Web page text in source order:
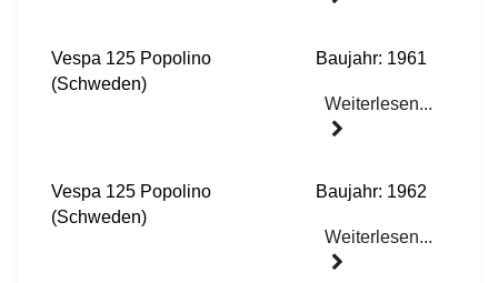
Vespa 125 Popolino
(Schweden)
Baujahr: 1961
Weiterlesen...
Vespa 125 Popolino
(Schweden)
Baujahr: 1962
Weiterlesen...